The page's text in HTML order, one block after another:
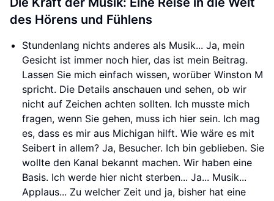
des Hörens und Fühlens
Stundenlang nichts anderes als Musik... Ja, mein
Gesicht ist immer noch hier, das ist mein Beitrag.
Lassen Sie mich einfach wissen, worüber Winston M
spricht. Die Details anschauen und sehen, ob wir
nicht auf Zeichen achten sollten. Ich musste mich
fragen, wenn Sie gehen, muss ich hier sein. Ich mag
es, dass es mir aus Michigan hilft. Wie wäre es mit
Seibert in allem? Ja, Besucher. Ich bin geblieben. Sie
wollte den Kanal bekannt machen. Wir haben eine
Basis. Ich werde hier nicht sterben... Ja... Musik...
Applaus... Zu welcher Zeit und ja, bisher hat eine